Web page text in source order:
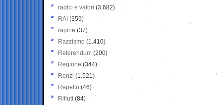
radici e valori (3.682)
RAI (359)
rapine (37)
Razzismo (1.410)
Referendum (200)
Regione (344)
Renzi (1.521)
Repetto (46)
Rifiuti (84)